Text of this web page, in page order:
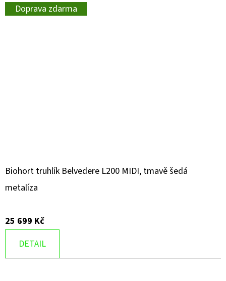
Doprava zdarma
Biohort truhlík Belvedere L200 MIDI, tmavě šedá
metalíza
25 699 Kč
DETAIL